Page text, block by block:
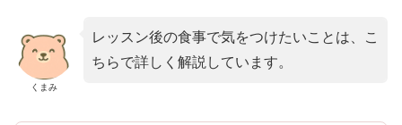
くまみ
レッスン後の食事で気をつけたいことは、こ
ちらで詳しく解説しています。